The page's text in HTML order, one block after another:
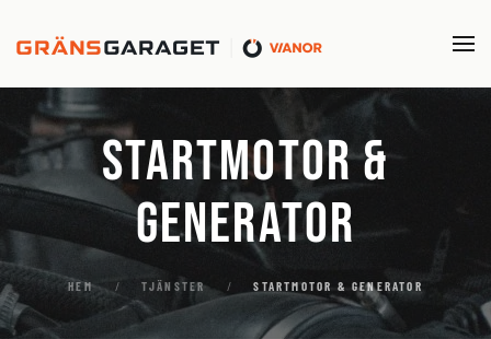
Skip to main content
Startmotor &
Generator
HEM TJÄNSTER STARTMOTOR & GENERATOR